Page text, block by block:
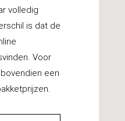
volledig
is dat de
Voor
een